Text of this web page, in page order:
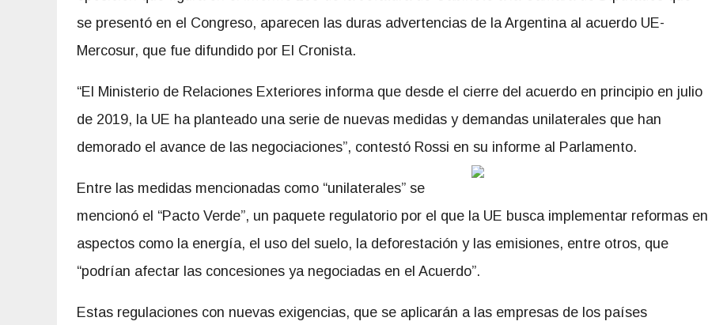
se presentó en el Congreso, aparecen las duras advertencias de la Argentina al acuerdo UE-
Mercosur, que fue difundido por El Cronista.
“El Ministerio de Relaciones Exteriores informa que desde el cierre del acuerdo en principio en julio
de 2019, la UE ha planteado una serie de nuevas medidas y demandas unilaterales que han
demorado el avance de las negociaciones”, contestó Rossi en su informe al Parlamento.
Entre las medidas mencionadas como “unilaterales” se
mencionó el “Pacto Verde”, un paquete regulatorio por el que la UE busca implementar reformas en
aspectos como la energía, el uso del suelo, la deforestación y las emisiones, entre otros, que
“podrían afectar las concesiones ya negociadas en el Acuerdo”.
Estas regulaciones con nuevas exigencias, que se aplicarán a las empresas de los países